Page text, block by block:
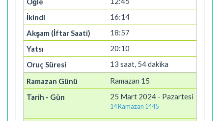
16:14
18:57
20:10
13 saat, 54 dakika
Ramazan 15
25 Mart 2024 - Pazartesi
14 Ramazan 1445